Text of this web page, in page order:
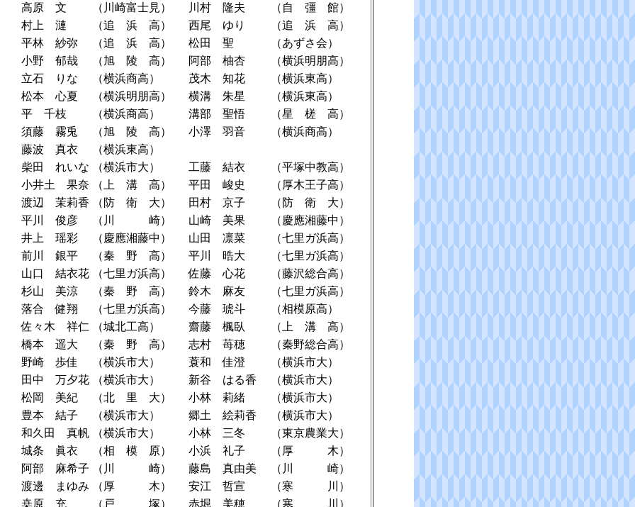
高原 文
（川崎富士見） 川村 隆夫
（自 彊 館）
村上 漣
（追 浜 高） 西尾 ゆり
（追 浜 高）
平林 紗弥
（追 浜 高） 松田 聖
（あずさ会）
小野 郁哉
（旭 陵 高） 阿部 柚杏
（横浜明朋高）
立石 りな
（横浜商高） 茂木 知花
（横浜東高）
松本 心夏
（横浜明朋高） 横溝 朱星
（横浜東高）
平 千枝
（横浜商高） 溝部 聖悟
（星 槎 高）
須藤 霧兎
（旭 陵 高） 小澤 羽音
（横浜商高）
藤波 真衣
（横浜東高）
柴田 れいな
（横浜市大） 工藤 結衣
（平塚中教高）
小井土 果奈
（上 溝 高） 平田 峻史
（厚木王子高）
渡辺 茉莉香
（防 衛 大） 田村 京子
（防 衛 大）
平川 俊彦
（川 崎） 山崎 美果
（慶應湘藤中）
井上 瑶彩
（慶應湘藤中） 山田 凛菜
（七里ガ浜高）
前川 銀平
（秦 野 高） 平川 晧大
（七里ガ浜高）
山口 結衣花
（七里ガ浜高） 佐藤 心花
（藤沢総合高）
杉山 美涼
（秦 野 高） 鈴木 麻友
（七里ガ浜高）
落合 健翔
（七里ガ浜高） 今藤 琥斗
（相模原高）
佐々木 祥仁
（城北工高） 齋藤 楓臥
（上 溝 高）
橋本 遥大
（秦 野 高） 志村 苺穂
（秦野総合高）
野崎 歩佳
（横浜市大） 蓑和 佳澄
（横浜市大）
田中 万夕花
（横浜市大） 新谷 はる香
（横浜市大）
松岡 美紀
（北 里 大） 小林 莉緒
（横浜市大）
豊本 結子
（横浜市大） 郷土 絵莉香
（横浜市大）
和久田 真帆
（横浜市大） 小林 三冬
（東京農業大）
城条 眞衣
（相 模 原） 小浜 礼子
（厚 木）
阿部 麻希子
（川 崎） 藤島 真由美
（川 崎）
渡邊 まゆみ
（厚 木） 安江 哲宣
（寒 川）
桒原 充
（戸 塚） 赤堀 美穂
（寒 川）